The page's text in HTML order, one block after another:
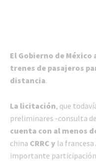
El Gobierno de México
trenes de pasajeros
distancia.
La licitación, que
preliminares -consulta
cuenta con al menos
china CRRC y la francesa
importante